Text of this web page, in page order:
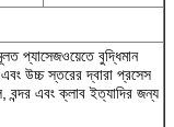
প্যাসেজওয়েতে বুদ্ধিমান
উচ্চ স্তরের দ্বারা প্রসেস
বন্দর এবং ক্লাব ইত্যাদির জন্য